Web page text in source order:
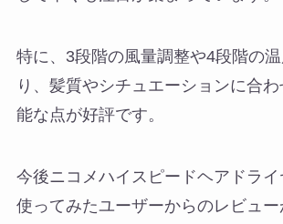
特に、3段階の風量調整や4段階の
り、髪質やシチュエーションに合
能な点が好評です。
今後ニコメハイスピードヘアドラ
使ってみたユーザーからのレビュ